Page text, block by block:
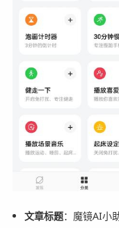
文章标题：魔镜AI小